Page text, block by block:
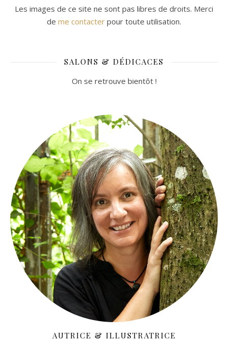
Les images de ce site ne sont pas libres de droits. Merci
de me contacter pour toute utilisation.
SALONS & DÉDICACES
On se retrouve bientôt !
AUTRICE & ILLUSTRATRICE